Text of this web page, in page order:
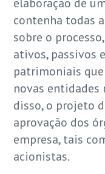
contenha todas
sobre o
ativos, passivos
patrimoniais
novas entidades
disso, o projeto
aprovação dos
empresa, tais
acionistas.